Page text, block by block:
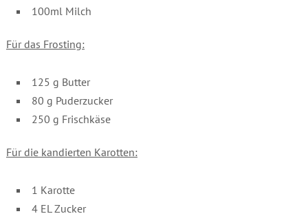
100ml Milch
Für das Frosting:
125 g Butter
80 g Puderzucker
250 g Frischkäse
Für die kandierten Karotten:
1 Karotte
4 EL Zucker